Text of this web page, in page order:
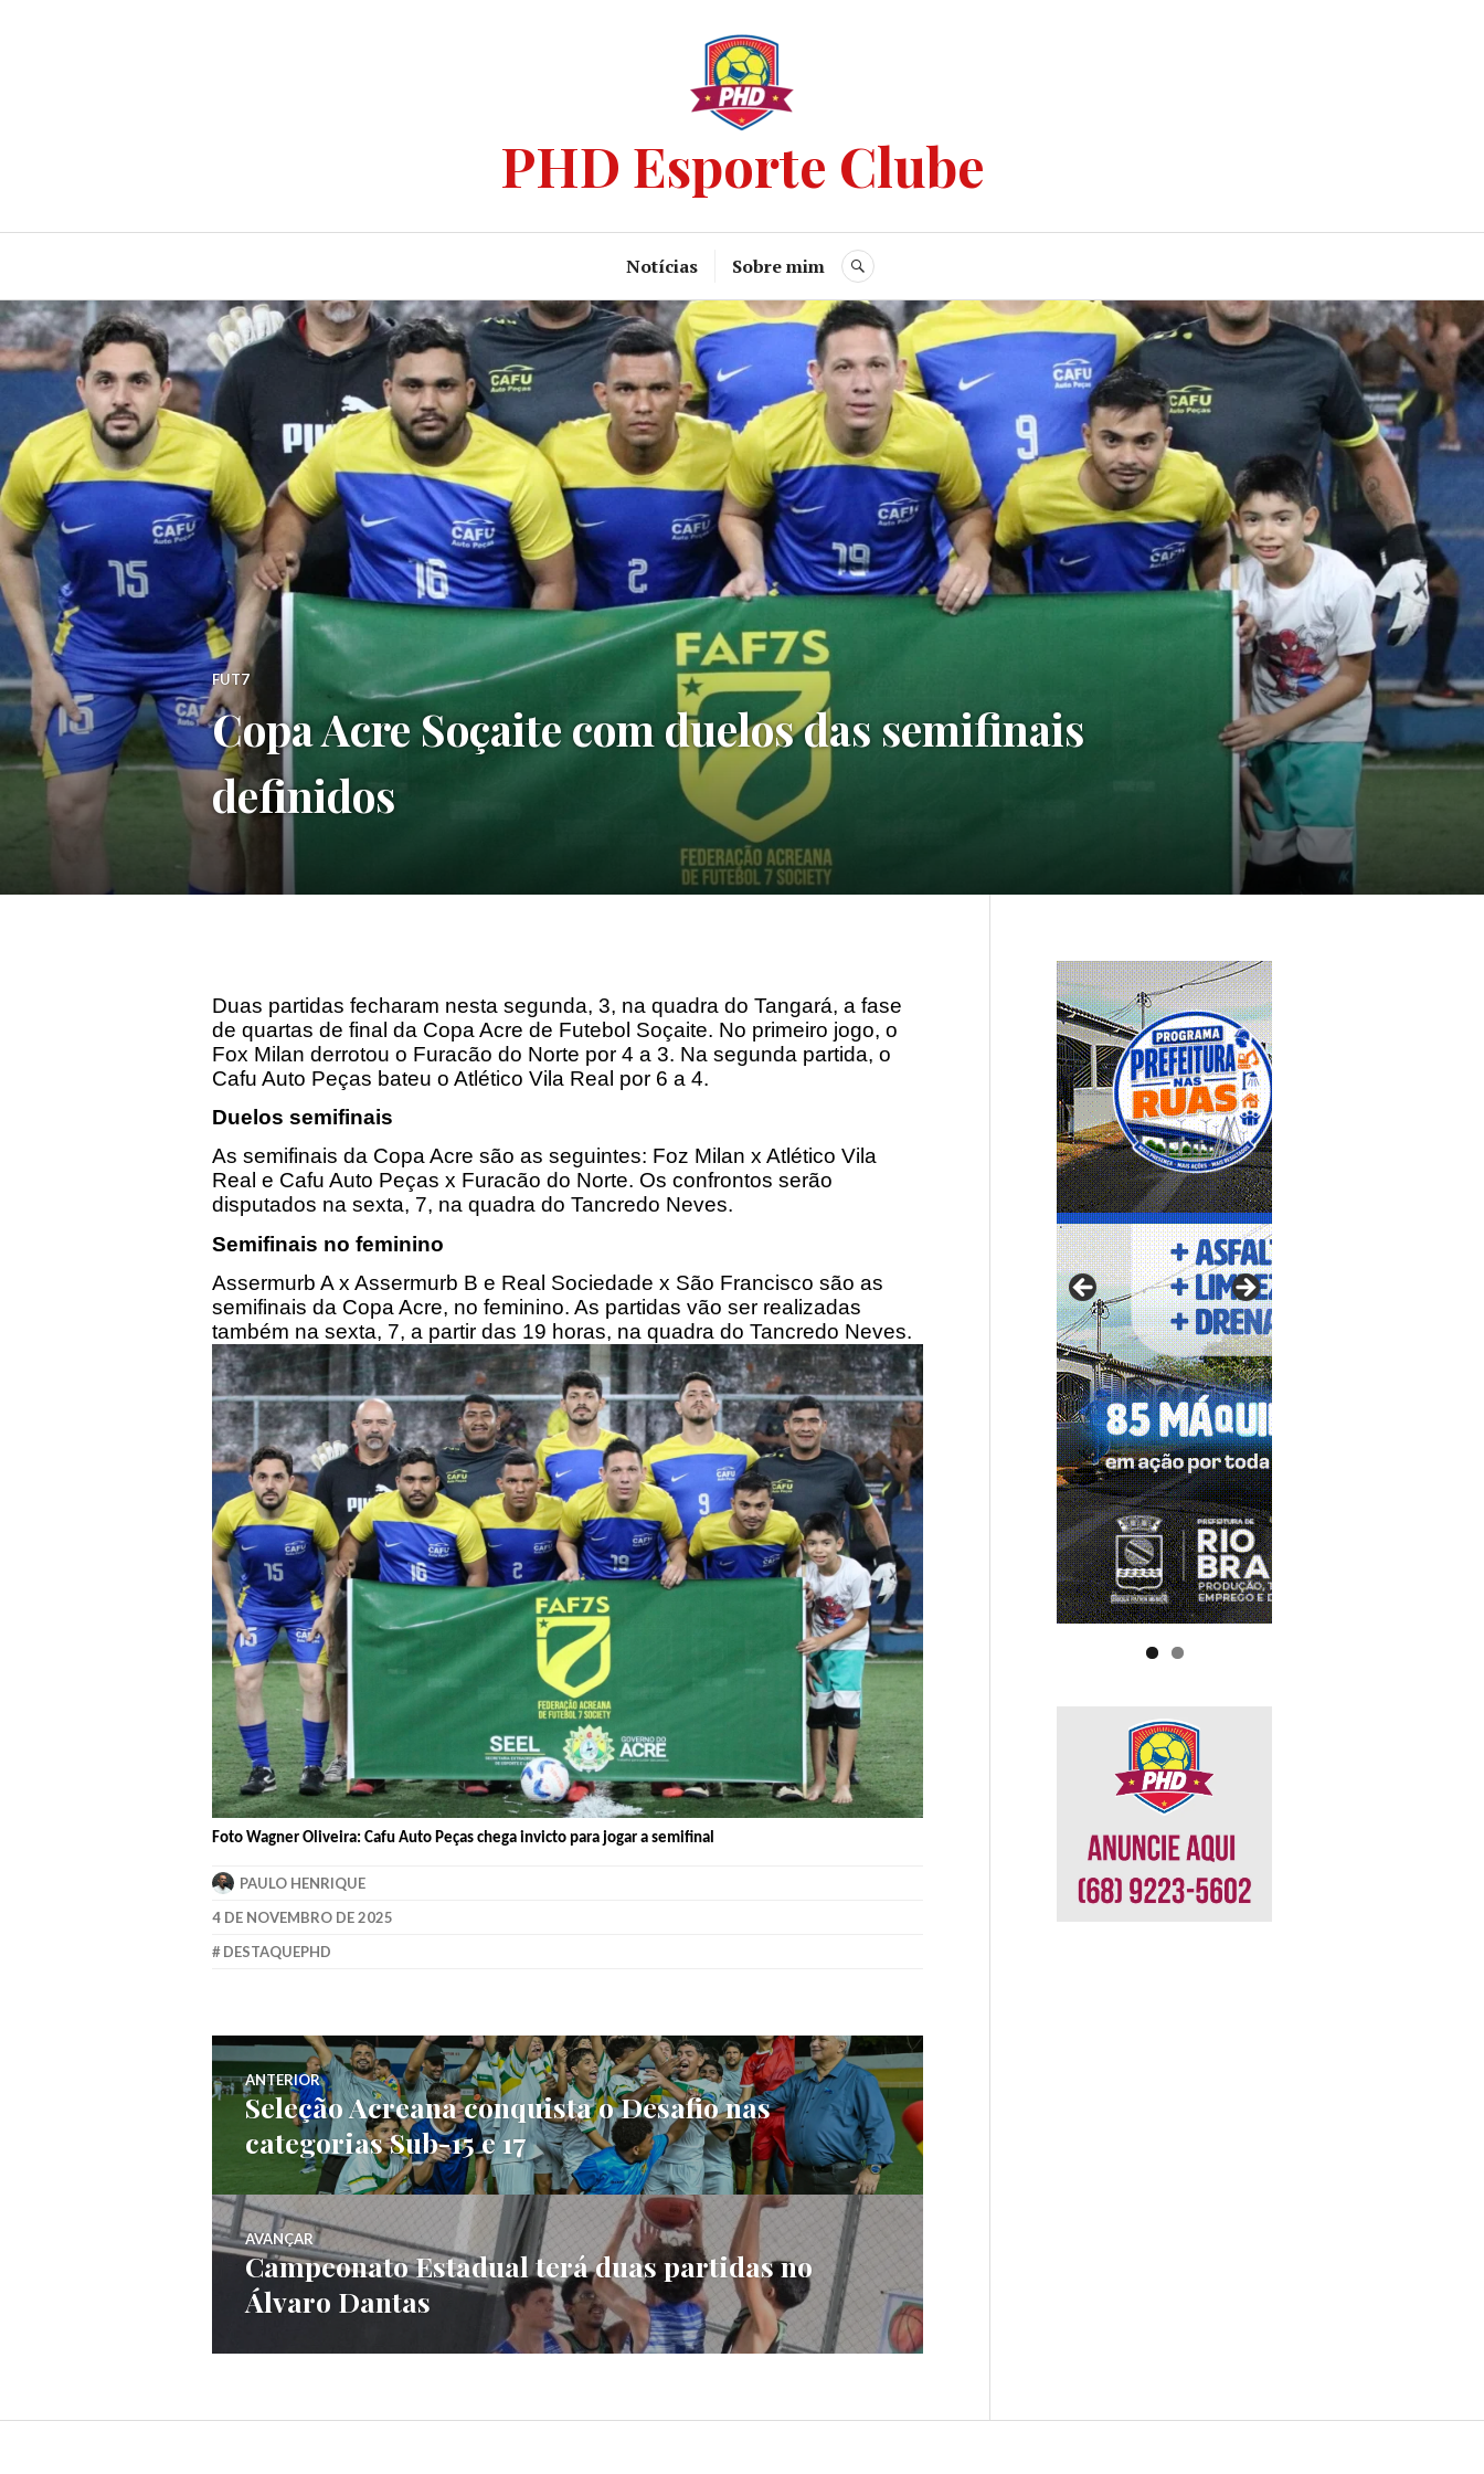
PHD Esporte Clube
Notícias Sobre mim
FUT7
Copa Acre Soçaite com duelos das semifinais
definidos
Duas partidas fecharam nesta segunda, 3, na quadra do Tangará, a fase
de quartas de final da Copa Acre de Futebol Soçaite. No primeiro jogo, o
Fox Milan derrotou o Furacão do Norte por 4 a 3. Na segunda partida, o
Cafu Auto Peças bateu o Atlético Vila Real por 6 a 4.
Duelos semifinais
As semifinais da Copa Acre são as seguintes: Foz Milan x Atlético Vila
Real e Cafu Auto Peças x Furacão do Norte. Os confrontos serão
disputados na sexta, 7, na quadra do Tancredo Neves.
Semifinais no feminino
Assermurb A x Assermurb B e Real Sociedade x São Francisco são as
semifinais da Copa Acre, no feminino. As partidas vão ser realizadas
também na sexta, 7, a partir das 19 horas, na quadra do Tancredo Neves.
Foto Wagner Oliveira: Cafu Auto Peças chega invicto para jogar a semifinal
PAULO HENRIQUE
4 DE NOVEMBRO DE 2025
DESTAQUEPHD
ANTERIOR
Seleção Acreana conquista o Desafio nas
categorias Sub-15 e 17
AVANÇAR
Campeonato Estadual terá duas partidas no
Álvaro Dantas